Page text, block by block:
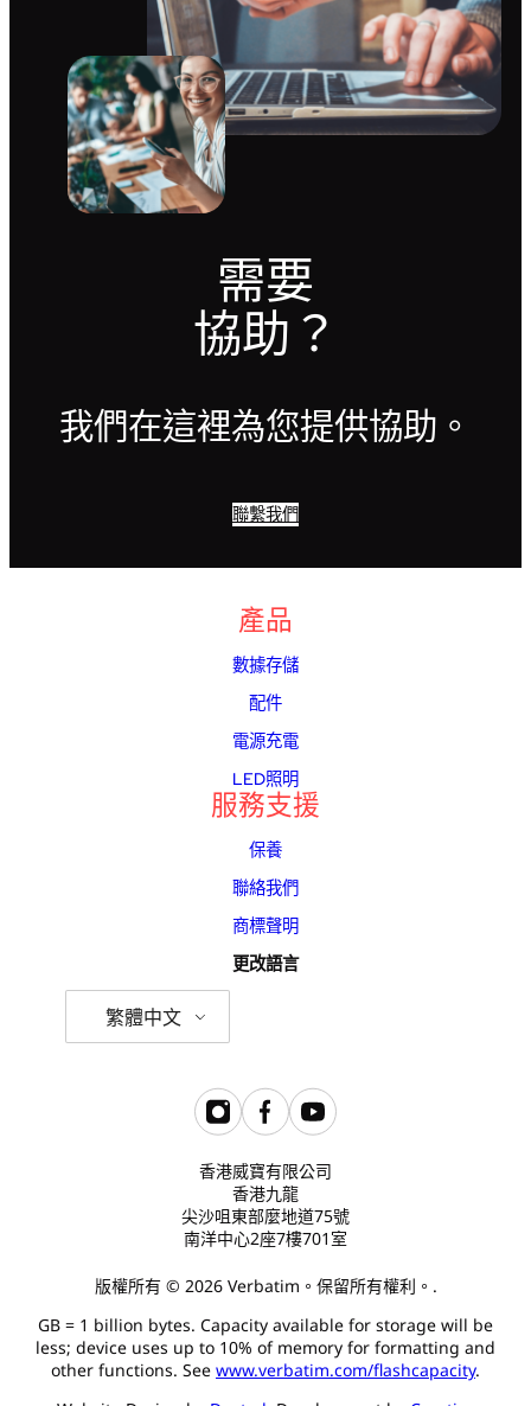
需要
協助？
我們在這裡為您提供協助。
聯繫我們
產品
數據存儲
配件
電源充電
LED照明
服務支援
保養
聯絡我們
商標聲明
更改語言
繁體中文
香港威寶有限公司
香港九龍
尖沙咀東部麼地道75號
南洋中心2座7樓701室
版權所有 © 2026 Verbatim。保留所有權利。.
GB = 1 billion bytes. Capacity available for storage will be
less; device uses up to 10% of memory for formatting and
other functions. See www.verbatim.com/flashcapacity.